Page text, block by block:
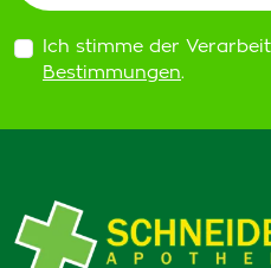
Ich stimme der
Bestimmungen.